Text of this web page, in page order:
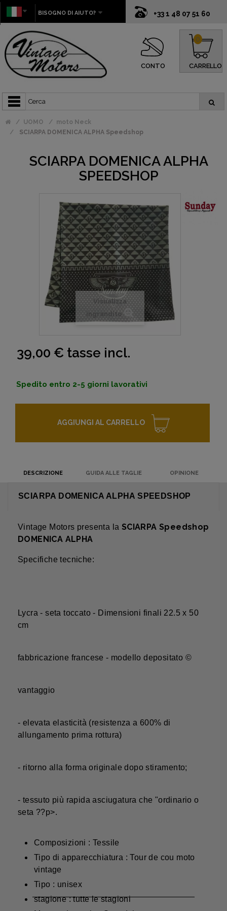
+33 1 48 07 51 60
BISOGNO DI AIUTO?
CONTO CARRELLO
0
UOMO
moto Neck
SCIARPA DOMENICA ALPHA Speedshop
SCIARPA DOMENICA ALPHA
SPEEDSHOP
Visualizza
ingrandito
39,00 € tasse incl.
Spedito entro 2-5 giorni lavorativi
AGGIUNGI AL CARRELLO
DESCRIZIONE GUIDA ALLE TAGLIE OPINIONE
SCIARPA DOMENICA ALPHA SPEEDSHOP
Vintage Motors presenta la SCIARPA Speedshop
DOMENICA ALPHA
Specifiche tecniche:
Lycra - seta toccato - Dimensioni finali 22.5 x 50
cm
fabbricazione francese - modello depositato ©
vantaggio
- elevata elasticità (resistenza a 600% di
allungamento prima rottura)
- ritorno alla forma originale dopo stiramento;
- tessuto più rapida asciugatura che "ordinario o
seta ??p>.
Composizioni : Tessile
Tipo di apparecchiatura : Tour de cou moto
vintage
Tipo : unisex
stagione : tutte le stagioni